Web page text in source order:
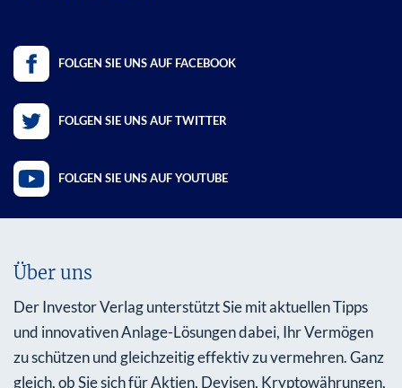
FOLGEN SIE UNS AUF FACEBOOK
FOLGEN SIE UNS AUF TWITTER
FOLGEN SIE UNS AUF YOUTUBE
Über uns
Der Investor Verlag unterstützt Sie mit aktuellen Tipps
und innovativen Anlage-Lösungen dabei, Ihr Vermögen
zu schützen und gleichzeitig effektiv zu vermehren. Ganz
gleich, ob Sie sich für Aktien, Devisen, Kryptowährungen,